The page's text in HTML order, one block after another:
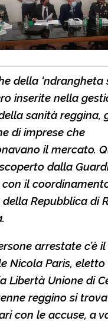
della ‘ndrangheta
inserite nella
sanità reggina,
di imprese che
il mercato.
dalla
con il
Repubblica di
arrestate c’è
Nicola Paris,
Libertà Unione di
reggino si
con le accuse, a